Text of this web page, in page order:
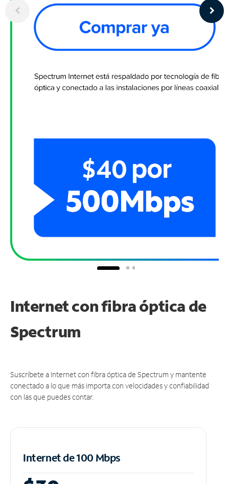
Internet con fibra óptica de
Spectrum
Suscríbete a Internet con fibra óptica de Spectrum y mantente
conectado a lo que más importa con velocidades y confiabilidad
con las que puedes contar.
Internet de 100 Mbps